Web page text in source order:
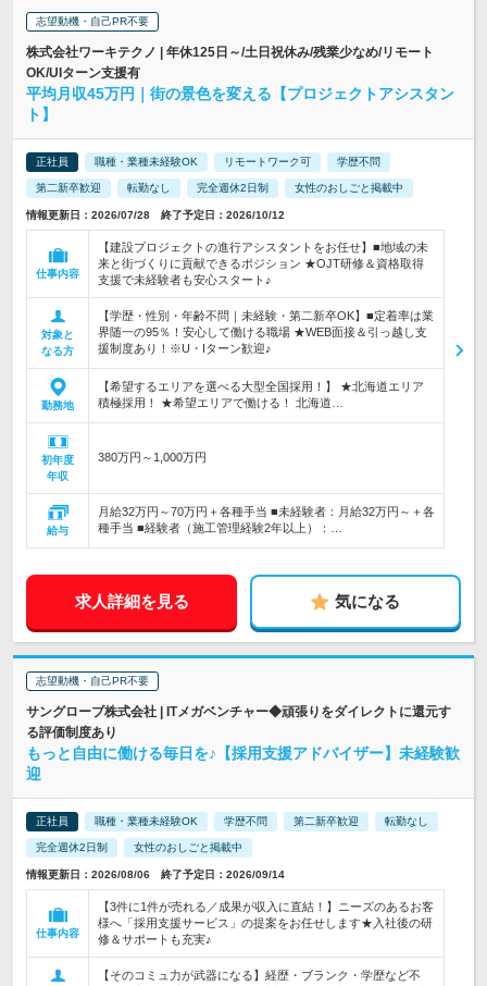
志望動機・自己PR不要
株式会社ワーキテクノ | 年休125日～/土日祝休み/残業少なめ/リモート
OK/UIターン支援有
平均月収45万円｜街の景色を変える【プロジェクトアシスタン
ト】
正社員 職種・業種未経験OK リモートワーク可 学歴不問
第二新卒歓迎 転勤なし 完全週休2日制 女性のおしごと掲載中
情報更新日：2026/07/28 終了予定日：2026/10/12
仕事内容
【建設プロジェクトの進行アシスタントをお任せ】■地域の未
来と街づくりに貢献できるポジション ★OJT研修＆資格取得
支援で未経験者も安心スタート♪
対象と
なる方
【学歴・性別・年齢不問｜未経験・第二新卒OK】■定着率は業
界随一の95％！安心して働ける職場 ★WEB面接＆引っ越し支
援制度あり！※U・Iターン歓迎♪
勤務地
【希望するエリアを選べる大型全国採用！】 ★北海道エリア
積極採用！ ★希望エリアで働ける！ 北海道…
初年度
年収
380万円～1,000万円
給与
月給32万円～70万円＋各種手当 ■未経験者：月給32万円～＋各
種手当 ■経験者（施工管理経験2年以上）：…
求人詳細を見る 気になる
志望動機・自己PR不要
サングローブ株式会社 | ITメガベンチャー◆頑張りをダイレクトに還元す
る評価制度あり
もっと自由に働ける毎日を♪【採用支援アドバイザー】未経験歓
迎
正社員 職種・業種未経験OK 学歴不問 第二新卒歓迎 転勤なし
完全週休2日制 女性のおしごと掲載中
情報更新日：2026/08/06 終了予定日：2026/09/14
仕事内容
【3件に1件が売れる／成果が収入に直結！】ニーズのあるお客
様へ「採用支援サービス」の提案をお任せします★入社後の研
修＆サポートも充実♪
【そのコミュ力が武器になる】経歴・ブランク・学歴など不